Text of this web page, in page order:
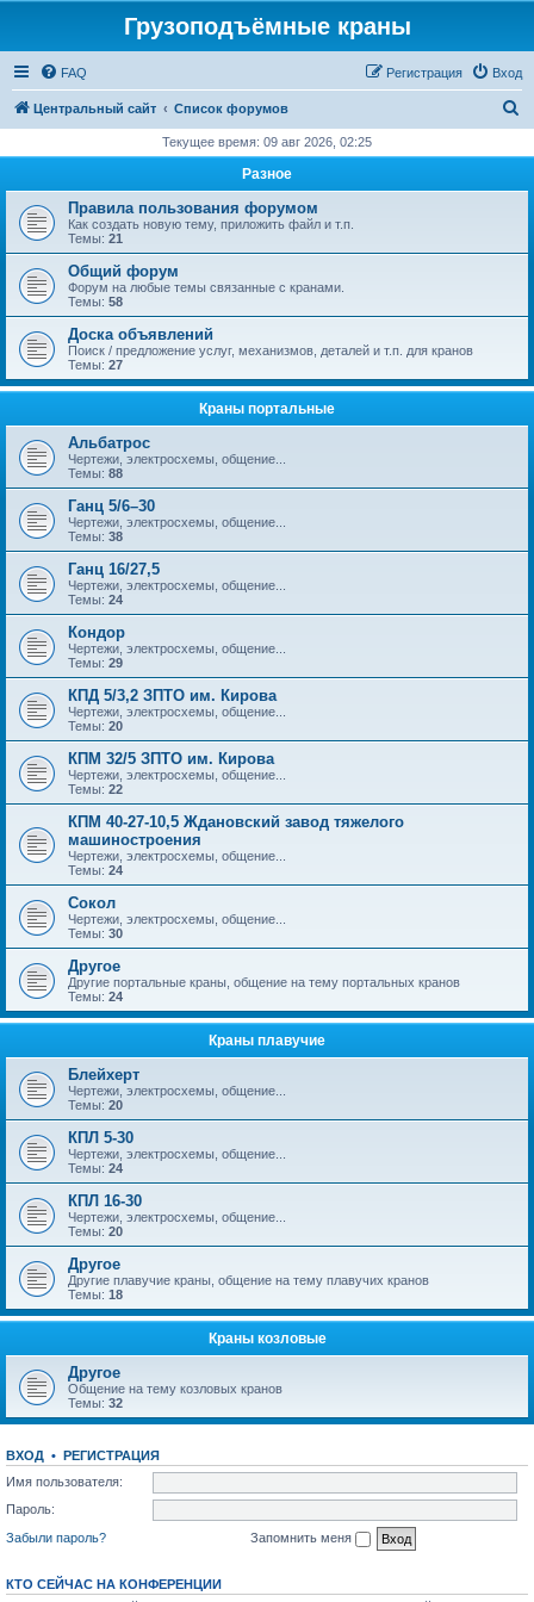
Грузоподъёмные краны
FAQ Вход
Регистрация
Центральный сайт Список форумов
с
Текущее время: 09 авг 2026, 02:25
Разное
Правила пользования форумом
Как создать новую тему, приложить файл и т.п.
Темы: 21
Общий форум
Форум на любые темы связанные с кранами.
Темы: 58
Доска объявлений
Поиск / предложение услуг, механизмов, деталей и т.п. для кранов
Темы: 27
Краны портальные
Альбатрос
Чертежи, электросхемы, общение...
Темы: 88
Ганц 5/6–30
Чертежи, электросхемы, общение...
Темы: 38
Ганц 16/27,5
Чертежи, электросхемы, общение...
Темы: 24
Кондор
Чертежи, электросхемы, общение...
Темы: 29
КПД 5/3,2 ЗПТО им. Кирова
Чертежи, электросхемы, общение...
Темы: 20
КПМ 32/5 ЗПТО им. Кирова
Чертежи, электросхемы, общение...
Темы: 22
КПМ 40-27-10,5 Ждановский завод тяжелого
машиностроения
Чертежи, электросхемы, общение...
Темы: 24
Сокол
Чертежи, электросхемы, общение...
Темы: 30
Другое
Другие портальные краны, общение на тему портальных кранов
Темы: 24
Краны плавучие
Блейхерт
Чертежи, электросхемы, общение...
Темы: 20
КПЛ 5-30
Чертежи, электросхемы, общение...
Темы: 24
КПЛ 16-30
Чертежи, электросхемы, общение...
Темы: 20
Другое
Другие плавучие краны, общение на тему плавучих кранов
Темы: 18
Краны козловые
Другое
Общение на тему козловых кранов
Темы: 32
ВХОД • РЕГИСТРАЦИЯ
Имя пользователя:
Пароль:
Забыли пароль?
Запомнить меня
КТО СЕЙЧАС НА КОНФЕРЕНЦИИ